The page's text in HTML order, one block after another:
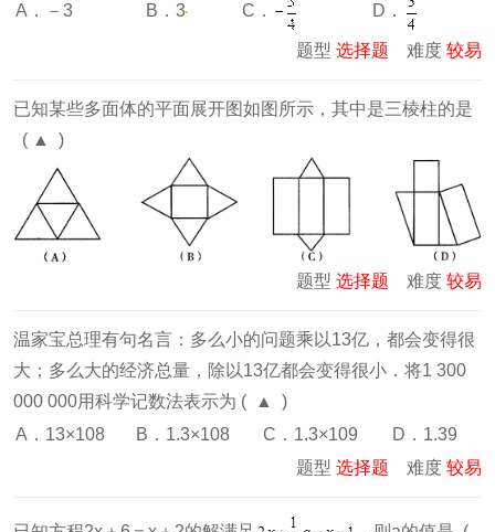
A．－3 B．3 C． D．
题型 选择题 难度 较易
已知某些多面体的平面展开图如图所示，其中是三棱柱的是
( ▲ )
题型 选择题 难度 较易
温家宝总理有句名言：多么小的问题乘以13亿，都会变得很
大；多么大的经济总量，除以13亿都会变得很小．将1 300
000 000用科学记数法表示为 ( ▲ )
A．13×108
B．1.3×108 C．1.3×109
D．1.39
题型 选择题 难度 较易